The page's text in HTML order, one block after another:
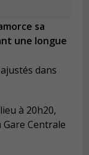
sa
une longue
dans
à 20h20,
Centrale